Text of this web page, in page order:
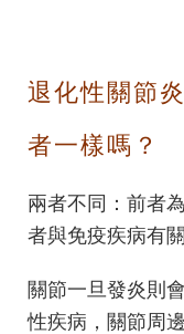
退化性關節
者一樣嗎？
兩者不同：前者
者與免疫疾病有
關節一旦發炎則
性疾病，關節周